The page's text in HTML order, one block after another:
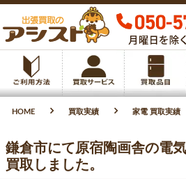
HOME 買取実績 家電 買取実績
鎌倉市にて原宿陶画舎の電
買取しました。